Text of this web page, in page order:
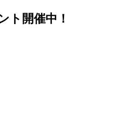
ト開催中！